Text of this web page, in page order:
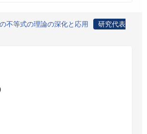
不等式の理論の深化と応用
研究代表